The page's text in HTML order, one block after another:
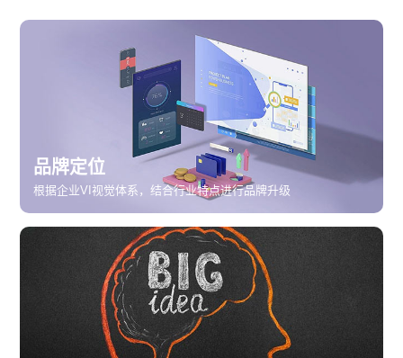
品牌定位
根据企业VI视觉体系，结合行业特点进行品牌升级